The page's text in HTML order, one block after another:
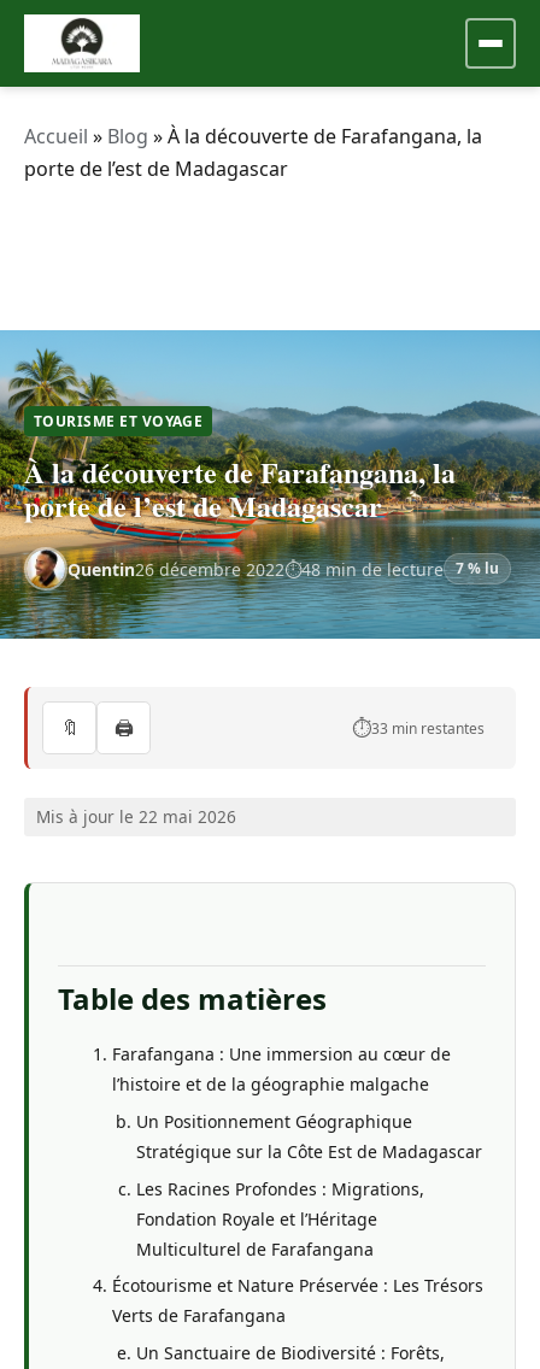
Accueil » Blog »À la découverte de Farafangana, la
porte de l’est de Madagascar
TOURISME ET VOYAGE
À la découverte de Farafangana, la
porte de l’est de Madagascar
Quentin26 décembre 2022 48 min de lecture 7 % lu
🔖 🖨️ ⏱️33 min restantes
Mis à jour le 22 mai 2026
Table des matières
Farafangana : Une immersion au cœur de
l’histoire et de la géographie malgache
Un Positionnement Géographique
Stratégique sur la Côte Est de Madagascar
Les Racines Profondes : Migrations,
Fondation Royale et l’Héritage
Multiculturel de Farafangana
Écotourisme et Nature Préservée : Les Trésors
Verts de Farafangana
Un Sanctuaire de Biodiversité : Forêts,